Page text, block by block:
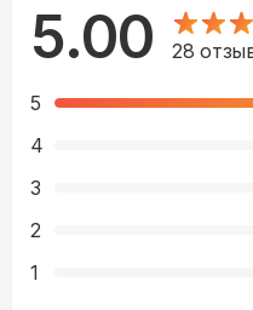
5.00 28
5
4
3
2
1